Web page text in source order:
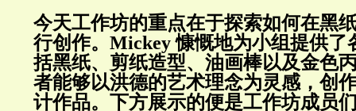
今天工作坊的重点在于探索如何在黑
行创作。Mickey 慷慨地为小组提供了
括黑纸、剪纸造型、油画棒以及金色
者能够以洪德的艺术理念为灵感，创
计作品。下方展示的便是工作坊成员